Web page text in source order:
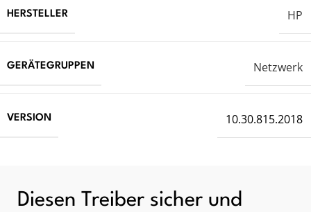
HERSTELLER HP
GERÄTEGRUPPEN Netzwerk
VERSION 10.30.815.2018
Diesen Treiber sicher und